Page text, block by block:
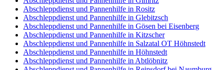
Abschleppdienst und Pannenhilfe in Rositz
Abschleppdienst und Pannenhilfe in Glebitzsch
Abschleppdienst und Pannenhilfe in Gösen bei Eisenberg
Abschleppdienst und Pannenhilfe in Kitzscher
Abschleppdienst und Pannenhilfe in Salzatal OT Höhnstedt
Abschleppdienst und Pannenhilfe in Höhnstedt
Abschleppdienst und Pannenhilfe in Abtlöbnitz